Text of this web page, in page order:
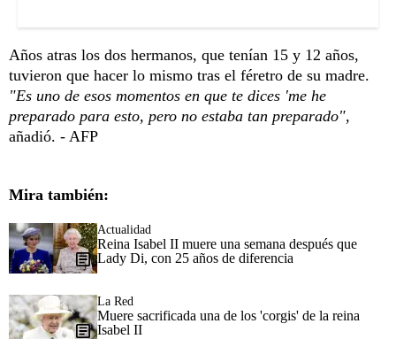
Años atras los dos hermanos, que tenían 15 y 12 años,
tuvieron que hacer lo mismo tras el féretro de su madre.
"Es uno de esos momentos en que te dices 'me he
preparado para esto, pero no estaba tan preparado",
añadió. - AFP
Mira también:
Actualidad
Reina Isabel II muere una semana después que
Lady Di, con 25 años de diferencia
La Red
Muere sacrificada una de los 'corgis' de la reina
Isabel II